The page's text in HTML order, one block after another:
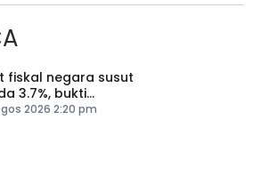
fiskal negara susut
3.7%, bukti
pelabur masih
2026 2:20 pm